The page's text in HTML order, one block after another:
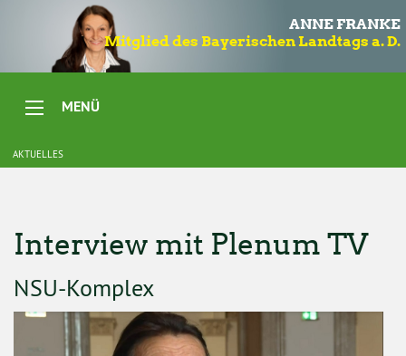
ANNE FRANKE
Mitglied des Bayerischen Landtags a. D.
MENÜ
AKTUELLES
Interview mit Plenum TV
NSU-Komplex